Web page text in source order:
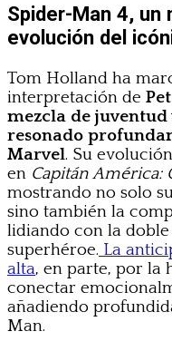
Spider-Man 4, un
evolución del
Tom Holland ha
interpretación de
mezcla de
resonado
Marvel. Su
en Capitán América:
mostrando no solo
sino también la
lidiando con la
superhéroe. La
alta, en parte, por la
conectar
añadiendo
Man.